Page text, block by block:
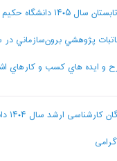
حکیم سبزواری
پژوهشي برون‌سازماني در
و ايده هاي کسب و کارهاي
سال ۱۴۰۴ دانشگاه حکیم سبزواری